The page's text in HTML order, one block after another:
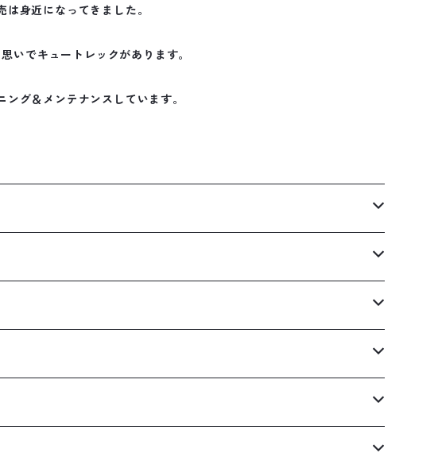
身近になってきました。
いでキュートレックがあります。
グ＆メンテナンスしています。